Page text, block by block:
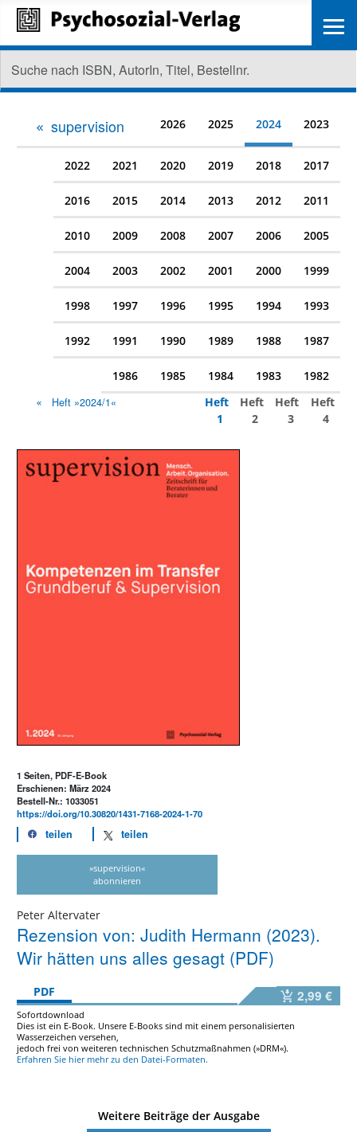
supervision 2026 2025 2024 2023
2022 2021 2020 2019 2018 2017
2016 2015 2014 2013 2012 2011
2010 2009 2008 2007 2006 2005
2004 2003 2002 2001 2000 1999
1998 1997 1996 1995 1994 1993
1992 1991 1990 1989 1988 1987
1986 1985 1984 1983 1982
Heft »2024/1«
Heft
1
Heft
2
Heft
3
Heft
4
1 Seiten, PDF-E-Book
Erschienen: März 2024
Bestell-Nr.: 1033051
https://doi.org/10.30820/1431-7168-2024-1-70
teilen teilen
»supervision«
abonnieren
Peter Altervater
Rezension von: Judith Hermann (2023).
Wir hätten uns alles gesagt (PDF)
PDF 2,99 €
Sofortdownload
Dies ist ein E-Book. Unsere E-Books sind mit einem personalisierten
Wasserzeichen versehen,
jedoch frei von weiteren technischen Schutzmaßnahmen (»DRM«).
Erfahren Sie hier mehr zu den Datei-Formaten.
Weitere Beiträge der Ausgabe
≡